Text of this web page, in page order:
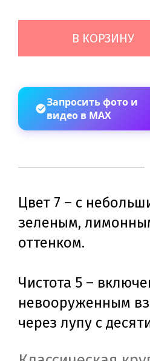
В КОРЗИНУ
Запросить фото и
видео в MAX
Цвет 7 – с
зеленым,
оттенком.
Чистота 5 –
невооруженным
через лупу с